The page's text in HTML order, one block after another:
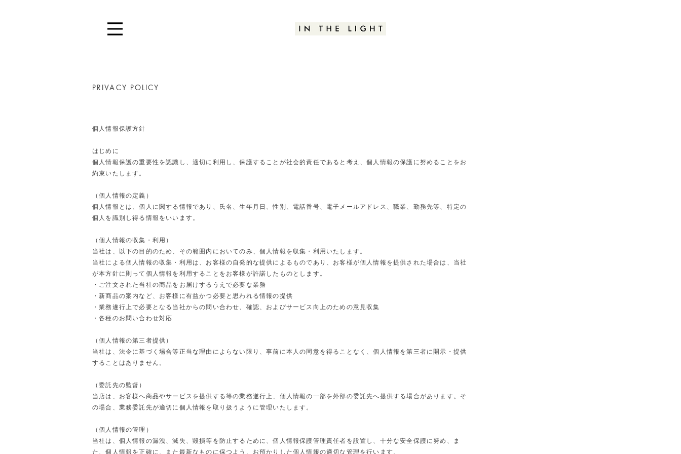
PRIVACY POLICY
個人情報保護方針
はじめに
個人情報保護の重要性を認識し、適切に利用し、保護することが社会的責任であると考え、個人情報の保護に努めることをお
約束いたします。
（個人情報の定義）
個人情報とは、個人に関する情報であり、氏名、生年月日、性別、電話番号、電子メールアドレス、職業、勤務先等、特定の
個人を識別し得る情報をいいます。
（個人情報の収集・利用）
当社は、以下の目的のため、その範囲内においてのみ、個人情報を収集・利用いたします。
当社による個人情報の収集・利用は、お客様の自発的な提供によるものであり、お客様が個人情報を提供された場合は、当社
が本方針に則って個人情報を利用することをお客様が許諾したものとします。
・ご注文された当社の商品をお届けするうえで必要な業務
・新商品の案内など、お客様に有益かつ必要と思われる情報の提供
・業務遂行上で必要となる当社からの問い合わせ、確認、およびサービス向上のための意見収集
・各種のお問い合わせ対応
（個人情報の第三者提供）
当社は、法令に基づく場合等正当な理由によらない限り、事前に本人の同意を得ることなく、個人情報を第三者に開示・提供
することはありません。
（委託先の監督）
当店は、お客様へ商品やサービスを提供する等の業務遂行上、個人情報の一部を外部の委託先へ提供する場合があります。そ
の場合、業務委託先が適切に個人情報を取り扱うように管理いたします。
（個人情報の管理）
当社は、個人情報の漏洩、滅失、毀損等を防止するために、個人情報保護管理責任者を設置し、十分な安全保護に努め、ま
た、個人情報を正確に、また最新なものに保つよう、お預かりした個人情報の適切な管理を行います。